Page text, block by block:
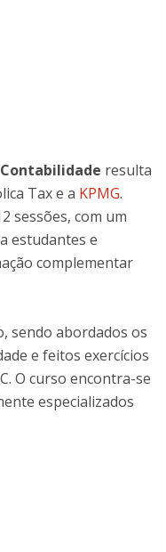
resulta
Tax e a KPMG.
sessões, com um
estudantes e
complementar
sendo abordados os
e feitos exercícios
O curso encontra-se
especializados